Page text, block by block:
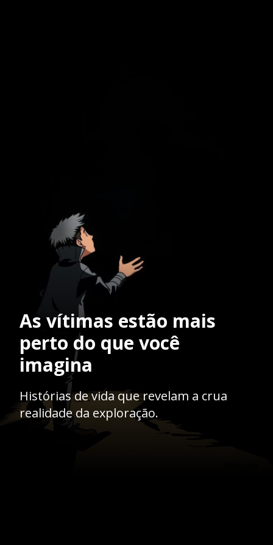
As vítimas estão mais
perto do que você
imagina
Histórias de vida que revelam a crua
realidade da exploração.